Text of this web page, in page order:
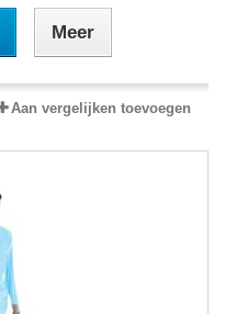
Meer
Aan vergelijken toevoegen